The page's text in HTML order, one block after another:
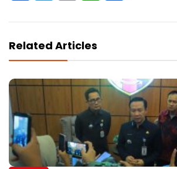
Related Articles